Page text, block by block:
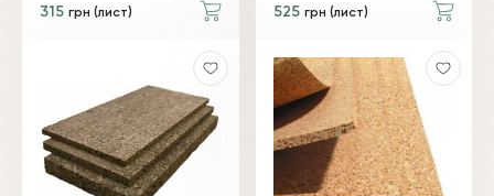
315 грн (лист) 525 грн (лист)